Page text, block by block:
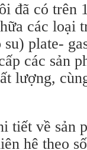
đã có trên
các loại
plate-
các sản
lượng,
tiết về sản
hệ theo